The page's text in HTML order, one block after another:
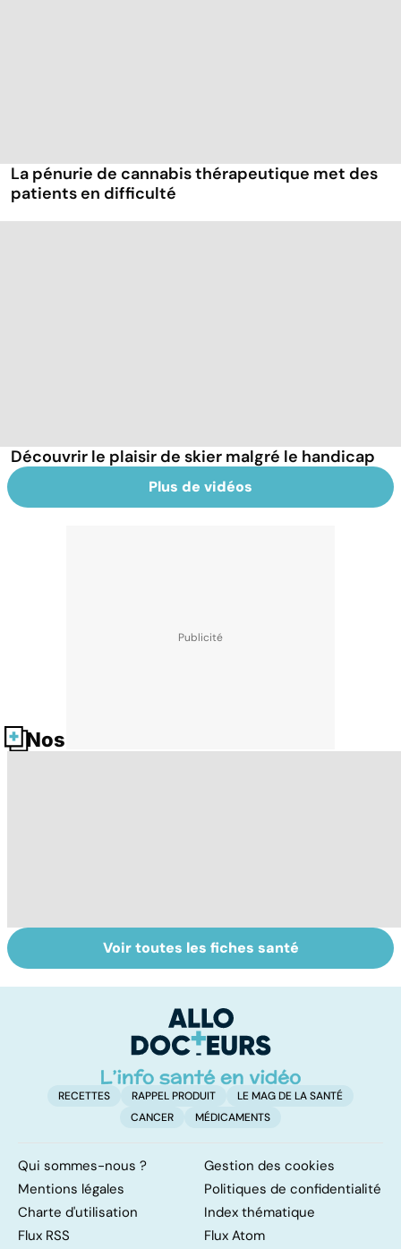
La pénurie de cannabis thérapeutique met des
patients en difficulté
Découvrir le plaisir de skier malgré le handicap
Plus de vidéos
Nos fiches santé
Sclérose en
plaques : tout
neurologique
Tout savoir sur
les infections
Voir toutes les fiches santé
RECETTES RAPPEL PRODUIT
LE MAG DE LA SANTÉ
CANCER
MÉDICAMENTS
Qui sommes-nous ?
Gestion des cookies
Mentions légales
Politiques de confidentialité
Charte d'utilisation
Index thématique
Flux RSS
Flux Atom